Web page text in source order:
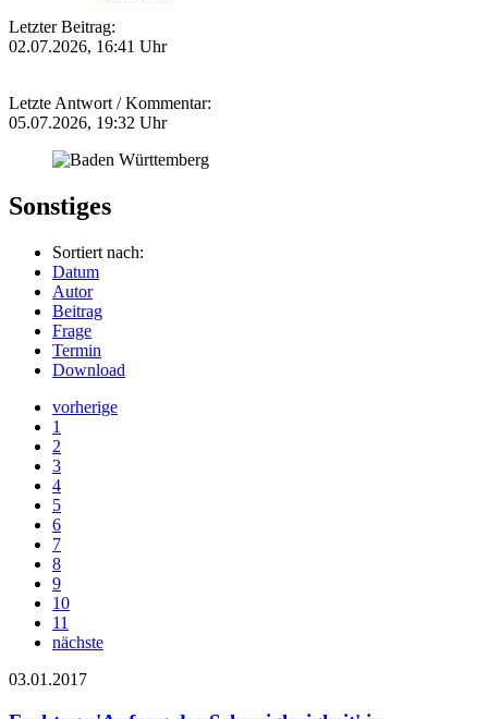
Letzter Beitrag:
02.07.2026, 16:41 Uhr
Letzte Antwort / Kommentar:
05.07.2026, 19:32 Uhr
Sonstiges
Sortiert nach:
Datum
Autor
Beitrag
Frage
Termin
Download
vorherige
1
2
3
4
5
6
7
8
9
10
11
nächste
03.01.2017